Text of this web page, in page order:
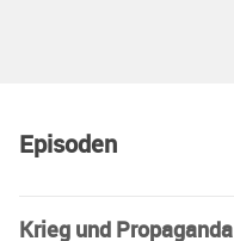
Episoden
Krieg und Propaganda